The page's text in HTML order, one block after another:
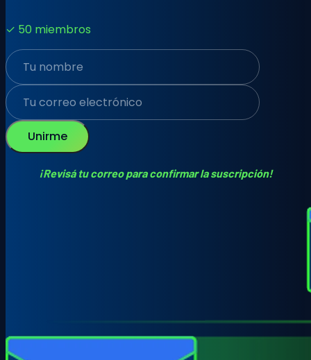
✓ 50 miembros
Unirme
¡Revisá tu correo para confirmar la suscripción!